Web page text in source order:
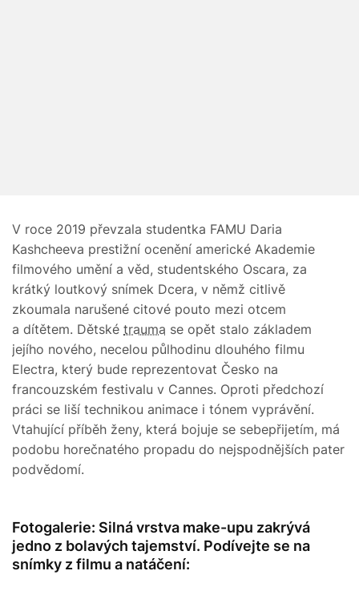
V roce 2019 převzala studentka FAMU Daria
Kashcheeva prestižní ocenění americké Akademie
filmového umění a věd, studentského Oscara, za
krátký loutkový snímek Dcera, v němž citlivě
zkoumala narušené citové pouto mezi otcem
a dítětem. Dětské trauma se opět stalo základem
jejího nového, necelou půlhodinu dlouhého filmu
Electra, který bude reprezentovat Česko na
francouzském festivalu v Cannes. Oproti předchozí
práci se liší technikou animace i tónem vyprávění.
Vtahující příběh ženy, která bojuje se sebepřijetím, má
podobu horečnatého propadu do nejspodnějších pater
podvědomí.
Fotogalerie: Silná vrstva make-upu zakrývá
jedno z bolavých tajemství. Podívejte se na
snímky z filmu a natáčení: